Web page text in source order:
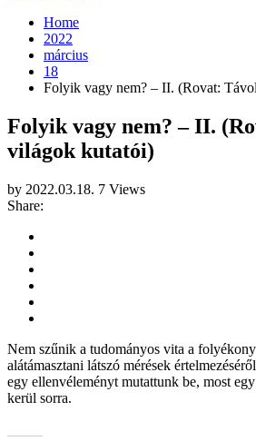
Home
2022
március
18
Folyik vagy nem? – II. (Rovat:
Folyik vagy nem? – II.
világok kutatói)
by 2022.03.18. 7 Views
Share:
Nem szűnik a tudományos vita a
alátámasztani látszó mérések
egy ellenvéleményt mutattunk be, most
kerül sorra.